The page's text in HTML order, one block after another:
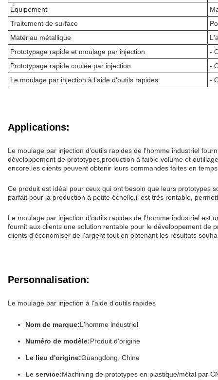
Équipement
Traitement de surface
Matériau métallique
Prototypage rapide et moulage par injection
-
Prototypage rapide coulée par injection
-
Le moulage par injection à l'aide d'outils rapides
-
Applications:
Le moulage par injection d'outils rapides de l'homme industriel
développement de prototypes,production à faible volume et
encore.les clients peuvent obtenir leurs commandes faites en
Ce produit est idéal pour ceux qui ont besoin que leurs prototypes
parfait pour la production à petite échelle.il est très rentable,
Le moulage par injection d'outils rapides de l'homme industriel est
fournit aux clients une solution rentable pour le développement de
clients d'économiser de l'argent tout en obtenant les résultats
Personnalisation:
Le moulage par injection à l'aide d'outils rapides
Nom de marque:L'homme industriel
Numéro de modèle:Produit d'origine
Le lieu d'origine:Guangdong, Chine
Le service:Machining de prototypes en plastique/métal par